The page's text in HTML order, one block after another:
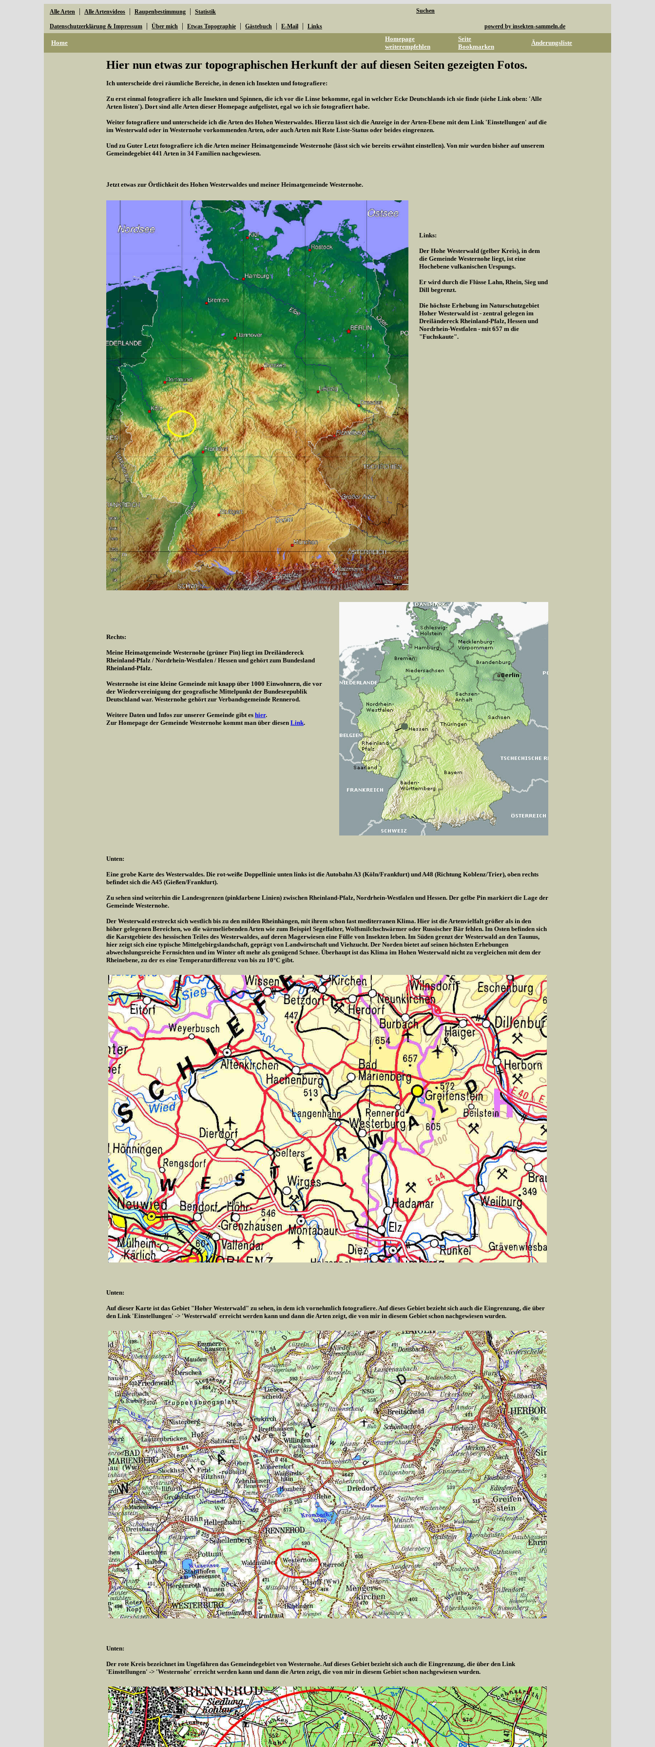
Alle Arten | Alle Artenvideos | Raupenbestimmung | Statistik Suchen
Datenschutzerklärung & Impressum | Über mich | Etwas Topographie | Gästebuch | E-Mail | Links powerd by insekten-sammeln.de
Home
Homepage
weiterempfehlen
Seite
Bookmarken
Änderungsliste
Hier nun etwas zur topographischen Herkunft der auf diesen Seiten gezeigten Fotos.
Ich unterscheide drei räumliche Bereiche, in denen ich Insekten und fotografiere:
Zu erst einmal fotografiere ich alle Insekten und Spinnen, die ich vor die Linse bekomme, egal in welcher Ecke Deutschlands ich sie finde (siehe Link oben: 'Alle
Arten listen'). Dort sind alle Arten dieser Homepage aufgelistet, egal wo ich sie fotografiert habe.
Weiter fotografiere und unterscheide ich die Arten des Hohen Westerwaldes. Hierzu lässt sich die Anzeige in der Arten-Ebene mit dem Link 'Einstellungen' auf die
im Westerwald oder in Westernohe vorkommenden Arten, oder auch Arten mit Rote Liste-Status oder beides eingrenzen.
Und zu Guter Letzt fotografiere ich die Arten meiner Heimatgemeinde Westernohe (lässt sich wie bereits erwähnt einstellen). Von mir wurden bisher auf unserem
Gemeindegebiet 441 Arten in 34 Familien nachgewiesen.
Jetzt etwas zur Örtlichkeit des Hohen Westerwaldes und meiner Heimatgemeinde Westernohe.
Links:
Der Hohe Westerwald (gelber Kreis), in dem
die Gemeinde Westernohe liegt, ist eine
Hochebene vulkanischen Urspungs.
Er wird durch die Flüsse Lahn, Rhein, Sieg und
Dill begrenzt.
Die höchste Erhebung im Naturschutzgebiet
Hoher Westerwald ist - zentral gelegen im
Dreiländereck Rheinland-Pfalz, Hessen und
Nordrhein-Westfalen - mit 657 m die
"Fuchskaute".
Rechts:
Meine Heimatgemeinde Westernohe (grüner Pin) liegt im Dreiländereck
Rheinland-Pfalz / Nordrhein-Westfalen / Hessen und gehört zum Bundesland
Rheinland-Pfalz.
Westernohe ist eine kleine Gemeinde mit knapp über 1000 Einwohnern, die vor
der Wiedervereinigung der geografische Mittelpunkt der Bundesrepublik
Deutschland war. Westernohe gehört zur Verbandsgemeinde Rennerod.
Weitere Daten und Infos zur unserer Gemeinde gibt es hier.
Zur Homepage der Gemeinde Westernohe kommt man über diesen Link.
Unten:
Eine grobe Karte des Westerwaldes. Die rot-weiße Doppellinie unten links ist die Autobahn A3 (Köln/Frankfurt) und A48 (Richtung Koblenz/Trier), oben rechts
befindet sich die A45 (Gießen/Frankfurt).
Zu sehen sind weiterhin die Landesgrenzen (pinkfarbene Linien) zwischen Rheinland-Pfalz, Nordrhein-Westfalen und Hessen. Der gelbe Pin markiert die Lage der
Gemeinde Westernohe.
Der Westerwald erstreckt sich westlich bis zu den milden Rheinhängen, mit ihrem schon fast mediterranen Klima. Hier ist die Artenvielfalt größer als in den
höher gelegenen Bereichen, wo die wärmeliebenden Arten wie zum Beispiel Segelfalter, Wolfsmilchschwärmer oder Russischer Bär fehlen. Im Osten befinden sich
die Karstgebiete des hessischen Teiles des Westerwaldes, auf deren Magerwiesen eine Fülle von Insekten leben. Im Süden grenzt der Westerwald an den Taunus,
hier zeigt sich eine typische Mittelgebirgslandschaft, geprägt von Landwirtschaft und Viehzucht. Der Norden bietet auf seinen höchsten Erhebungen
abwechslungsreiche Fernsichten und im Winter oft mehr als genügend Schnee. Überhaupt ist das Klima im Hohen Westerwald nicht zu vergleichen mit dem der
Rheinebene, zu der es eine Temperaturdifferenz von bis zu 10°C gibt.
Unten:
Auf dieser Karte ist das Gebiet "Hoher Westerwald" zu sehen, in dem ich vornehmlich fotografiere. Auf dieses Gebiet bezieht sich auch die Eingrenzung, die über
den Link 'Einstellungen' -> 'Westerwald' erreicht werden kann und dann die Arten zeigt, die von mir in diesem Gebiet schon nachgewiesen wurden.
Unten:
Der rote Kreis bezeichnet im Ungefähren das Gemeindegebiet von Westernohe. Auf dieses Gebiet bezieht sich auch die Eingrenzung, die über den Link
'Einstellungen' -> 'Westernohe' erreicht werden kann und dann die Arten zeigt, die von mir in diesem Gebiet schon nachgewiesen wurden.